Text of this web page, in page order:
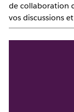
de collaboration
vos discussions